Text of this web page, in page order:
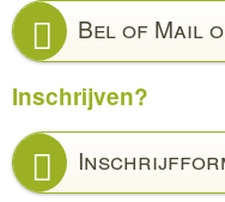
Bel of Mail
Inschrijven?